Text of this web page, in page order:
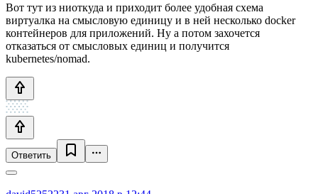
Вот тут из ниоткуда и приходит более удобная схема
виртуалка на смысловую единицу и в ней несколько docker
контейнеров для приложений. Ну а потом захочется
отказаться от смысловых единиц и получится
kubernetes/nomad.
Ответить